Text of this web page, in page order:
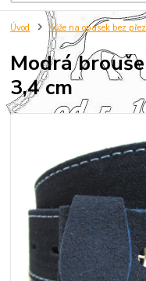
Úvod Kůže na opasek bez
Modrá
3,4 cm